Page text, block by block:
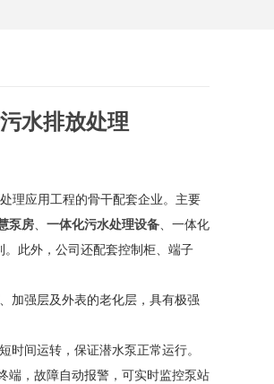
水排放处理
理应用工程的骨干配套企业。主要
泵房、 一体化污水处理设备、一体化
此外，公司还配套控制柜、端子
加强层及外表的老化层，具有极强
时间运转，保证潜水泵正常运行。
端，故障自动报警，可实时监控泵站